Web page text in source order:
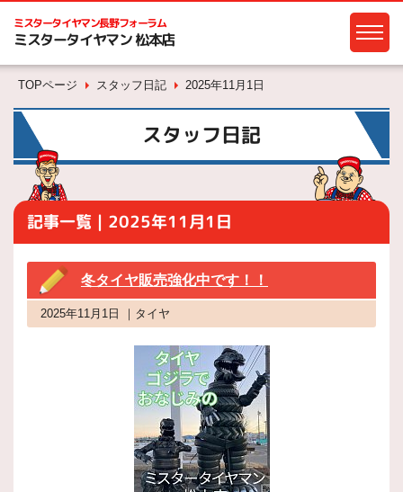
ミスタータイヤマン長野フォーラム
ミスタータイヤマン 松本店
TOPページ スタッフ日記 2025年11月1日
スタッフ日記
記事一覧｜2025年11月1日
冬タイヤ販売強化中です！！
2025年11月1日 ｜タイヤ